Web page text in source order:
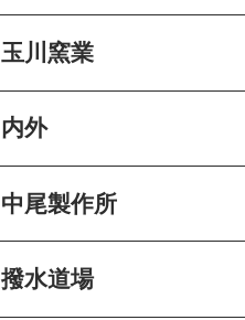
玉川窯業
内外
中尾製作所
撥水道場